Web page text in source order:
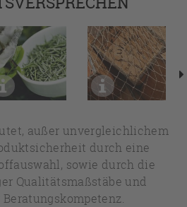
außer unvergleichlichem
durch eine
sowie durch die
Qualitätsmaßstäbe und